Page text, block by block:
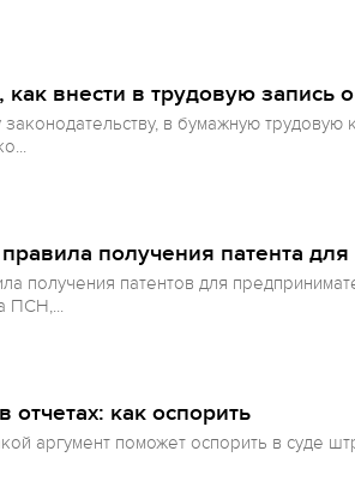
как внести в трудовую запись
в бумажную трудовую
получения патента
получения патентов для
ПСН,...
как оспорить
аргумент поможет оспорить в суде